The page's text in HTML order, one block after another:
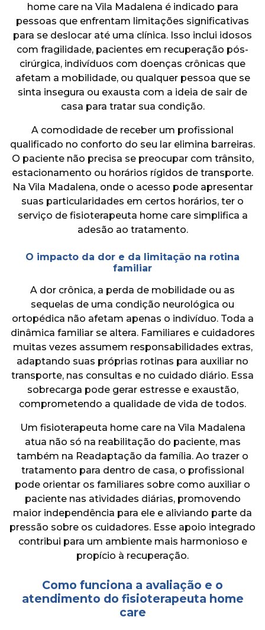
home care na Vila Madalena é indicado para
pessoas que enfrentam limitações significativas
para se deslocar até uma clínica. Isso inclui idosos
com fragilidade, pacientes em recuperação pós-
cirúrgica, indivíduos com doenças crônicas que
afetam a mobilidade, ou qualquer pessoa que se
sinta insegura ou exausta com a ideia de sair de
casa para tratar sua condição.
A comodidade de receber um profissional
qualificado no conforto do seu lar elimina barreiras.
O paciente não precisa se preocupar com trânsito,
estacionamento ou horários rígidos de transporte.
Na Vila Madalena, onde o acesso pode apresentar
suas particularidades em certos horários, ter o
serviço de fisioterapeuta home care simplifica a
adesão ao tratamento.
O impacto da dor e da limitação na rotina
familiar
A dor crônica, a perda de mobilidade ou as
sequelas de uma condição neurológica ou
ortopédica não afetam apenas o indivíduo. Toda a
dinâmica familiar se altera. Familiares e cuidadores
muitas vezes assumem responsabilidades extras,
adaptando suas próprias rotinas para auxiliar no
transporte, nas consultas e no cuidado diário. Essa
sobrecarga pode gerar estresse e exaustão,
comprometendo a qualidade de vida de todos.
Um fisioterapeuta home care na Vila Madalena
atua não só na reabilitação do paciente, mas
também na Readaptação da família. Ao trazer o
tratamento para dentro de casa, o profissional
pode orientar os familiares sobre como auxiliar o
paciente nas atividades diárias, promovendo
maior independência para ele e aliviando parte da
pressão sobre os cuidadores. Esse apoio integrado
contribui para um ambiente mais harmonioso e
propício à recuperação.
Como funciona a avaliação e o
atendimento do fisioterapeuta home
care